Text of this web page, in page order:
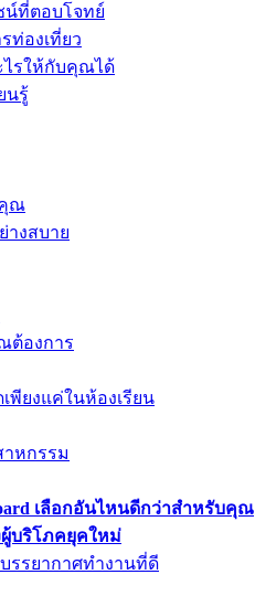
น์ที่ตอบโจทย์
ท่องเที่ยว
ไรให้กับคุณได้
นรู้
คุณ
างสบาย
ต้องการ
พียงแค่ในห้องเรียน
หกรรม
เลือกอันไหนดีกว่าสำหรับคุณ
บริโภคยุคใหม่
รรยากาศทำงานที่ดี